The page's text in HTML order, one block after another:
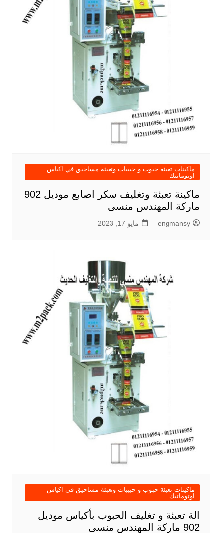
ماكينات تعبئة حبوب و حبيبات وتعبئة مساحيق في اكياس
اوتوماتيك
ماكينة تعبئة وتغليف سكر اصابع موديل 902
ماركة المهندس منسى
engmansy مايو 17, 2023
ماكينات تعبئة حبوب و حبيبات وتعبئة مساحيق في اكياس
اوتوماتيك
الة تعبئة و تغليف الحبوب بأكياس موديل
902 ماركة المهندس منسى